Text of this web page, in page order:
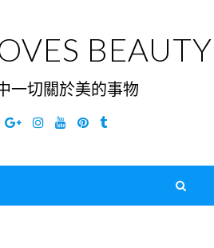
BEAUTY
一切關於美的事物
TwitterGoogleInstagramYouTubePinterest
Tumblr